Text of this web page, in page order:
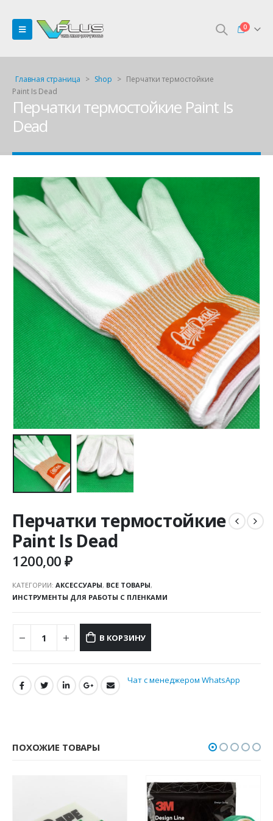
0
Главная страница > Shop > Перчатки термостойкие
Paint Is Dead
Перчатки термостойкие Paint Is
Dead
Перчатки термостойкие
Paint Is Dead
1200,00₽
КАТЕГОРИИ: АКСЕССУАРЫ, ВСЕ ТОВАРЫ,
ИНСТРУМЕНТЫ ДЛЯ РАБОТЫ С ПЛЕНКАМИ
В КОРЗИНУ
Чат с менеджером WhatsApp
ПОХОЖИЕ ТОВАРЫ